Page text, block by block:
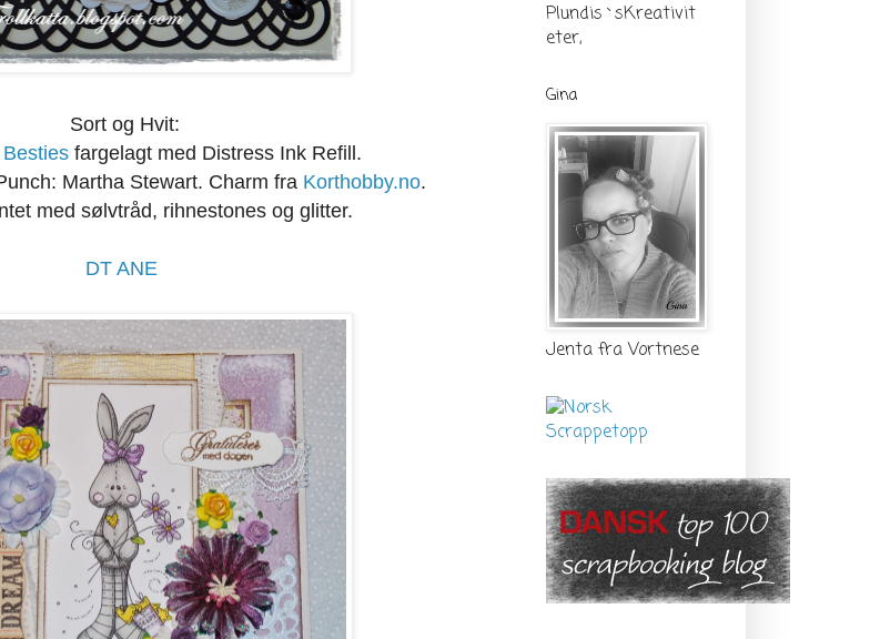
Sort og Hvit:
fargelagt med Distress Ink Refill.
Martha Stewart. Charm fra Korthobby.no.
med sølvtråd, rihnestones og glitter.
DT ANE
Plundis`sKreativit
eter,
Gina
Jenta fra Vortnese